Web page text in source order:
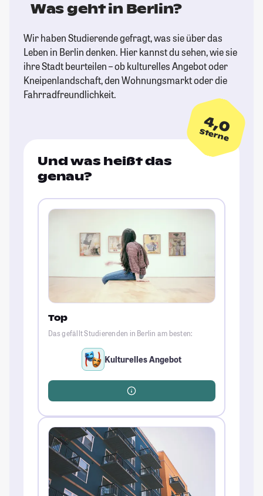
Was geht in Berlin?
Wir haben Studierende gefragt, was sie über das
Leben in Berlin denken. Hier kannst du sehen, wie sie
ihre Stadt beurteilen – ob kulturelles Angebot oder
Kneipenlandschaft, den Wohnungsmarkt oder die
Fahrradfreundlichkeit.
4,0
Sterne
Und was heißt das
genau?
Top
Das gefällt Studierenden in Berlin am besten:
Kulturelles Angebot